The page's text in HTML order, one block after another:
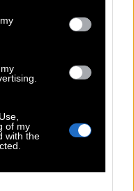
of my
with the
anzuzeigen.
,Sauna Schal,Jacke